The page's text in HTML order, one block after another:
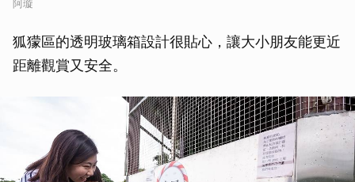
阿璇
狐獴區的透明玻璃箱設計很貼心，讓大小朋友能更近
距離觀賞又安全。